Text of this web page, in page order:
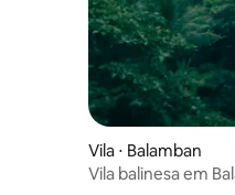
Vila ⋅ Balamban
Vila balinesa em